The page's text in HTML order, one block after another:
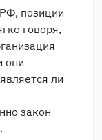
позиции
говоря,
они
ли
закон